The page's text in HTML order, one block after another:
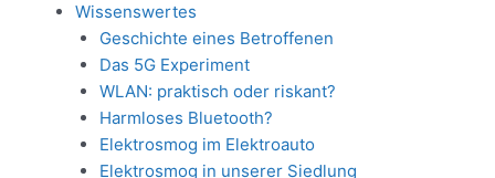
Wissenswertes
Geschichte eines Betroffenen
Das 5G Experiment
WLAN: praktisch oder riskant?
Harmloses Bluetooth?
Elektrosmog im Elektroauto
Elektrosmog in unserer Siedlung